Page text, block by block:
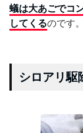
蟻は大あごでコ
してくるのです。
シロアリ駆